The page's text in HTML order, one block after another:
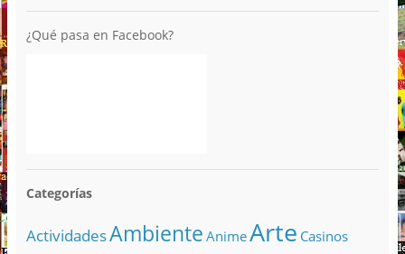
¿Qué pasa en Facebook?
Categorías
ActividadesAmbiente AnimeArte Casinos